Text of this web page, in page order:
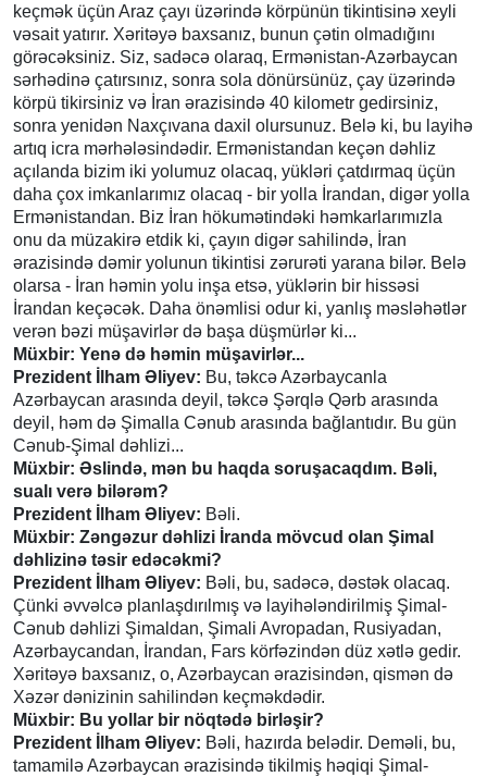
keçmək üçün Araz çayı üzərində körpünün tikintisinə xeyli
vəsait yatırır. Xəritəyə baxsanız, bunun çətin olmadığını
görəcəksiniz. Siz, sadəcə olaraq, Ermənistan-Azərbaycan
sərhədinə çatırsınız, sonra sola dönürsünüz, çay üzərində
körpü tikirsiniz və İran ərazisində 40 kilometr gedirsiniz,
sonra yenidən Naxçıvana daxil olursunuz. Belə ki, bu layihə
artıq icra mərhələsindədir. Ermənistandan keçən dəhliz
açılanda bizim iki yolumuz olacaq, yükləri çatdırmaq üçün
daha çox imkanlarımız olacaq - bir yolla İrandan, digər yolla
Ermənistandan. Biz İran hökumətindəki həmkarlarımızla
onu da müzakirə etdik ki, çayın digər sahilində, İran
ərazisində dəmir yolunun tikintisi zərurəti yarana bilər. Belə
olarsa - İran həmin yolu inşa etsə, yüklərin bir hissəsi
İrandan keçəcək. Daha önəmlisi odur ki, yanlış məsləhətlər
verən bəzi müşavirlər də başa düşmürlər ki...
Müxbir: Yenə də həmin müşavirlər...
Prezident İlham Əliyev: Bu, təkcə Azərbaycanla
Azərbaycan arasında deyil, təkcə Şərqlə Qərb arasında
deyil, həm də Şimalla Cənub arasında bağlantıdır. Bu gün
Cənub-Şimal dəhlizi...
Müxbir: Əslində, mən bu haqda soruşacaqdım. Bəli,
sualı verə bilərəm?
Prezident İlham Əliyev: Bəli.
Müxbir: Zəngəzur dəhlizi İranda mövcud olan Şimal
dəhlizinə təsir edəcəkmi?
Prezident İlham Əliyev: Bəli, bu, sadəcə, dəstək olacaq.
Çünki əvvəlcə planlaşdırılmış və layihələndirilmiş Şimal-
Cənub dəhlizi Şimaldan, Şimali Avropadan, Rusiyadan,
Azərbaycandan, İrandan, Fars körfəzindən düz xətlə gedir.
Xəritəyə baxsanız, o, Azərbaycan ərazisindən, qismən də
Xəzər dənizinin sahilindən keçməkdədir.
Müxbir: Bu yollar bir nöqtədə birləşir?
Prezident İlham Əliyev: Bəli, hazırda belədir. Deməli, bu,
tamamilə Azərbaycan ərazisində tikilmiş həqiqi Şimal-